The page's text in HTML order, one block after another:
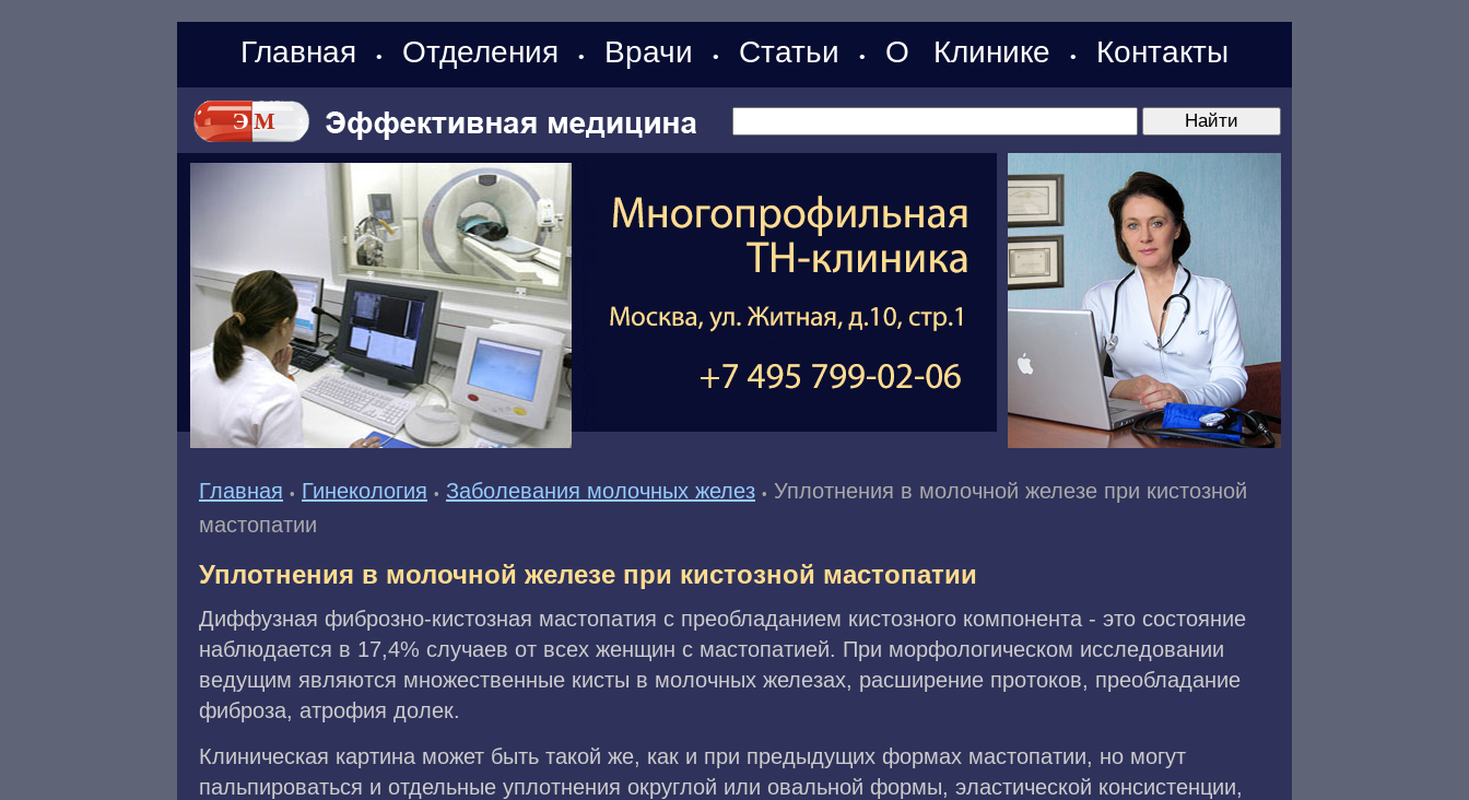
Главная • Отделения • Врачи • Статьи • О Клинике • Контакты
Главная • Гинекология • Заболевания молочных желез • Уплотнения в молочной железе при кистозной
мастопатии
Уплотнения в молочной железе при кистозной мастопатии
Диффузная фиброзно-кистозная мастопатия с преобладанием кистозного компонента - это состояние
наблюдается в 17,4% случаев от всех женщин с мастопатией. При морфологическом исследовании
ведущим являются множественные кисты в молочных железах, расширение протоков, преобладание
фиброза, атрофия долек.
Клиническая картина может быть такой же, как и при предыдущих формах мастопатии, но могут
пальпироваться и отдельные уплотнения округлой или овальной формы, эластической консистенции,